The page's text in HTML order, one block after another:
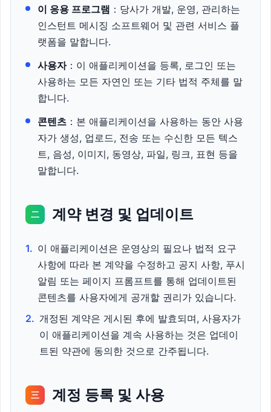
이 응용 프로그램 ：당사가 개발, 운영, 관리하는
인스턴트 메시징 소프트웨어 및 관련 서비스 플
랫폼을 말합니다.
사용자：이 애플리케이션을 등록, 로그인 또는
사용하는 모든 자연인 또는 기타 법적 주체를 말
합니다.
콘텐츠 ：본 애플리케이션을 사용하는 동안 사용
자가 생성, 업로드, 전송 또는 수신한 모든 텍스
트, 음성, 이미지, 동영상, 파일, 링크, 표현 등을
말합니다.
二 계약 변경 및 업데이트
1. 이 애플리케이션은 운영상의 필요나 법적 요구
사항에 따라 본 계약을 수정하고 공지 사항, 푸시
알림 또는 페이지 프롬프트를 통해 업데이트된
콘텐츠를 사용자에게 공개할 권리가 있습니다.
2. 개정된 계약은 게시된 후에 발효되며, 사용자가
이 애플리케이션을 계속 사용하는 것은 업데이
트된 약관에 동의한 것으로 간주됩니다.
三 계정 등록 및 사용